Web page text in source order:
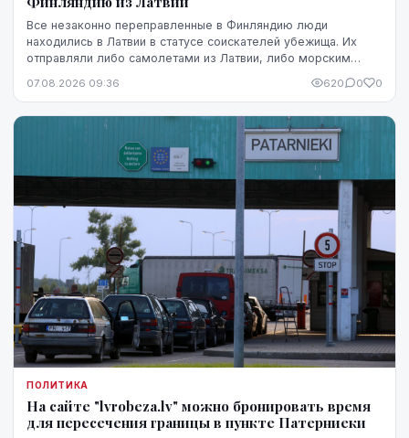
Все незаконно переправленные в Финляндию люди
находились в Латвии в статусе соискателей убежища. Их
отправляли либо самолетами из Латвии, либо морским
07.08.2026 09:36 620 0 0
ПОЛИТИКА
На сайте "lvrobeza.lv" можно бронировать время
для пересечения границы в пункте Патерниеки